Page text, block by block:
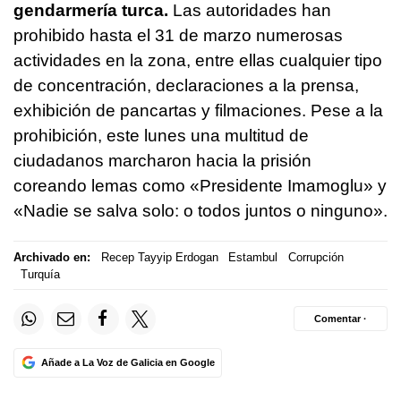
gendarmería turca. Las autoridades han
prohibido hasta el 31 de marzo numerosas
actividades en la zona, entre ellas cualquier tipo
de concentración, declaraciones a la prensa,
exhibición de pancartas y filmaciones. Pese a la
prohibición, este lunes una multitud de
ciudadanos marcharon hacia la prisión
coreando lemas como «Presidente Imamoglu» y
«Nadie se salva solo: o todos juntos o ninguno».
Archivado en: Recep Tayyip Erdogan Estambul
Corrupción
Turquía
Añade a La Voz de Galicia en Google
Comentar ·